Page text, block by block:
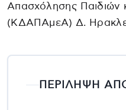
Απασχόλησης Παιδιών
(ΚΔΑΠΑμεΑ) Δ.
ΠΕΡΙΛΗΨΗ